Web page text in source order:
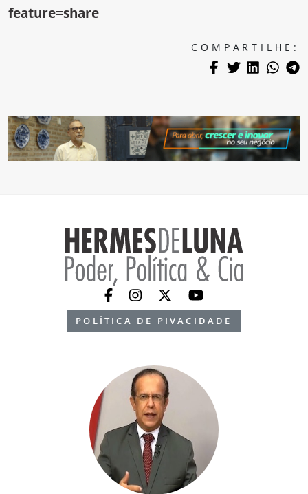
feature=share
COMPARTILHE:
POLÍTICA DE PIVACIDADE